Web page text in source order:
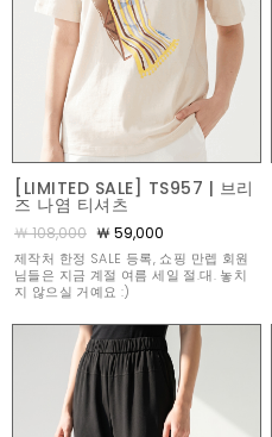
[LIMITED SALE] TS957 | 브리
즈 나염 티셔츠
￦ 108,000 ￦ 59,000
제작처 한정 SALE 등록, 쇼핑 만렙 회원
님들은 지금 계절 여름 세일 절.대. 놓치
지 않으실 거예요 :)